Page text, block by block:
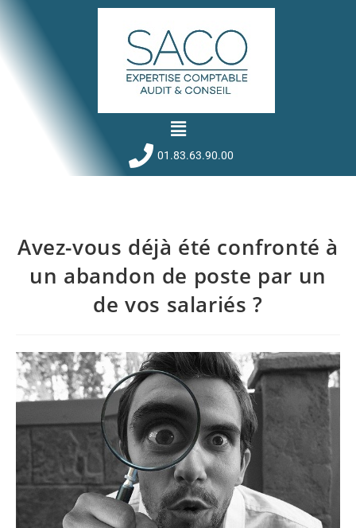
01.83.63.90.00
Avez-vous déjà été confronté à
un abandon de poste par un
de vos salariés ?